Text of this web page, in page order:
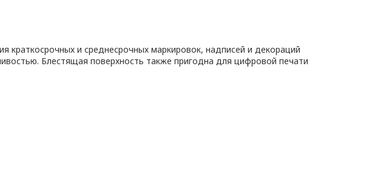
и среднесрочных маркировок, надписей и декораций
Блестящая поверхность также пригодна для цифровой печати